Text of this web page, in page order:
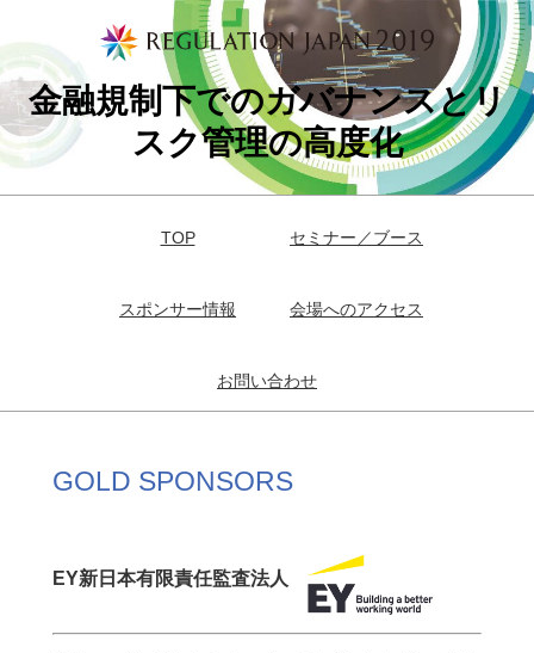
金融規制下でのガバナンスとリ
スク管理の高度化
TOP セミナー／ブース
スポンサー情報 会場へのアクセス
お問い合わせ
GOLD SPONSORS
EY新日本有限責任監査法人